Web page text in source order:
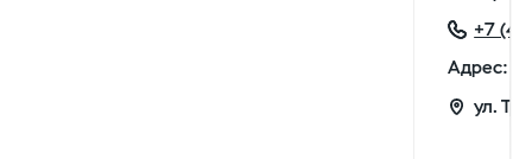
+7
Адрес:
ул.